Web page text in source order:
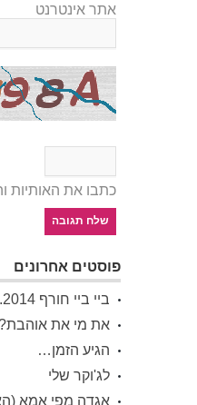
אתר אינטרנט
כתבו את האותיות
פוסטים אחרונים
ביי ביי חורף 2014. אל תחזור
את מי את
הגיע הזמן…
לג'וקר שלי
אגדה מפי אמא